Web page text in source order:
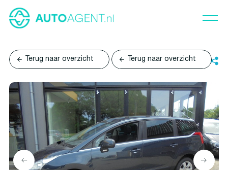
Terug naar overzicht Terug naar overzicht